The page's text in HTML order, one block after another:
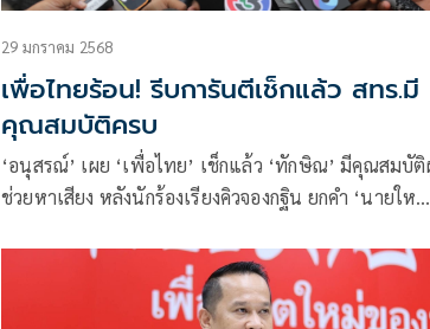
29 มกราคม 2568
เพื่อไทยร้อน! รีบการันตีเช็กแล้ว สทร.มี
คุณสมบัติครบ
‘อนุสรณ์’ เผย ‘เพื่อไทย’ เช็กแล้ว ‘ทักษิณ’ มีคุณสมบัติผู้
ช่วยหาเสียง หลังนักร้องเรียงคิวจองกฐิน ยกคำ ‘นายใหญ่’